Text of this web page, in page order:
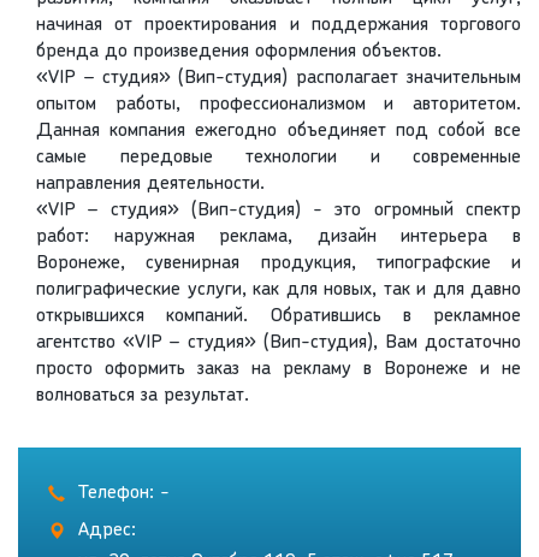
начиная от проектирования и поддержания торгового
бренда до произведения оформления объектов.
«VIP – студия» (Вип-студия) располагает значительным
опытом работы, профессионализмом и авторитетом.
Данная компания ежегодно объединяет под собой все
самые передовые технологии и современные
направления деятельности.
«VIP – студия» (Вип-студия) - это огромный спектр
работ: наружная реклама, дизайн интерьера в
Воронеже, сувенирная продукция, типографские и
полиграфические услуги, как для новых, так и для давно
открывшихся компаний. Обратившись в рекламное
агентство «VIP – студия» (Вип-студия), Вам достаточно
просто оформить заказ на рекламу в Воронеже и не
волноваться за результат.
Телефон: -
Адрес: